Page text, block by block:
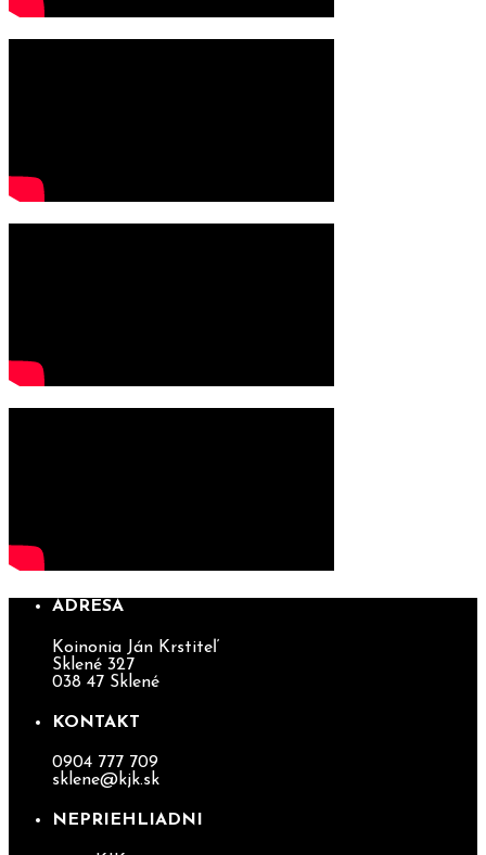
ADRESA
Koinonia Ján Krstiteľ
Sklené 327
038 47 Sklené
KONTAKT
0904 777 709
sklene@kjk.sk
NEPRIEHLIADNI